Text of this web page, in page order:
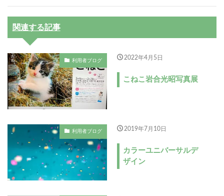
関連する記事
利用者ブログ 2022年4月5日
こねこ岩合光昭写真展
利用者ブログ 2019年7月10日
カラーユニバーサルデ
ザイン